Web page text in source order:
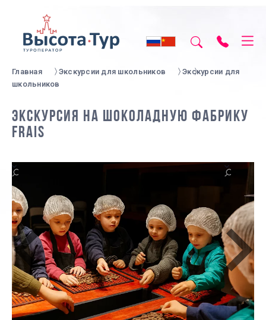
Главная Экскурсии для школьников
Экскурсии для
школьников
ЭКСКУРСИЯ НА ШОКОЛАДНУЮ ФАБРИКУ
FRAIS